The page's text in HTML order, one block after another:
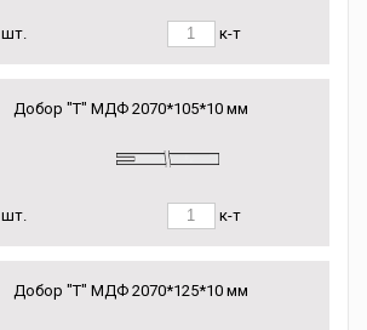
шт. к-т
Добор "Т" МДФ 2070*105*10 мм
шт. к-т
Добор "Т" МДФ 2070*125*10 мм